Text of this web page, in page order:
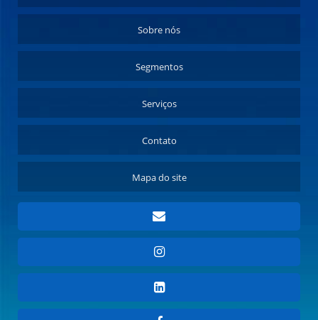
Sobre nós
Segmentos
Serviços
Contato
Mapa do site